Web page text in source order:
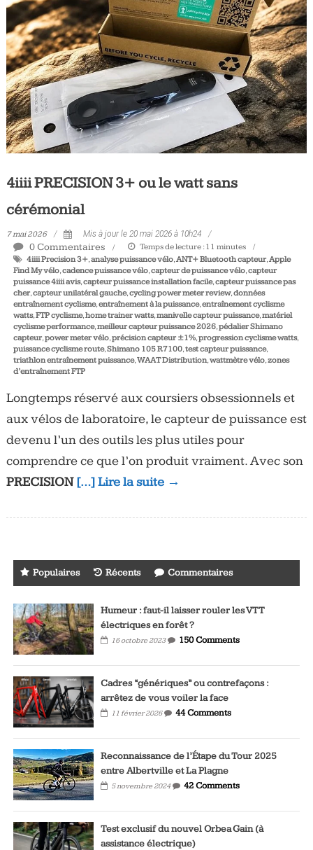
Tous
les
jours,
votre
actualité
vélo
et
triathlon
4iiii PRECISION 3+ ou le watt sans
cérémonial
7 mai 2026 Mis à jour le 20 mai 2026 à 10h24
0 Commentaires Temps de lecture : 11 minutes
4iiii Precision 3+,analyse puissance vélo,ANT+ Bluetooth capteur,Apple
Find My vélo,cadence puissance vélo,capteur de puissance vélo,capteur
puissance 4iiii avis,capteur puissance installation facile,capteur puissance pas
cher,capteur unilatéral gauche,cycling power meter review,données
entraînement cyclisme,entraînement à la puissance,entraînement cyclisme
watts,FTP cyclisme,home trainer watts,manivelle capteur puissance,matériel
cyclisme performance,meilleur capteur puissance 2026,pédalier Shimano
capteur,power meter vélo,précision capteur ±1%,progression cyclisme watts,
puissance cyclisme route,Shimano 105 R7100,test capteur puissance,
triathlon entraînement puissance,WAAT Distribution,wattmètre vélo,zones
d’entraînement FTP
Longtemps réservé aux coursiers obsessionnels et
aux vélos de laboratoire, le capteur de puissance est
devenu l’un des outils les plus utiles pour
comprendre ce que l’on produit vraiment. Avec son
PRECISION[…] Lire la suite →
Populaires Récents Commentaires
Humeur : faut-il laisser rouler les VTT
électriques en forêt ?
16 octobre 2023 150 Comments
Cadres “génériques” ou contrefaçons :
arrêtez de vous voiler la face
11 février 2026 44 Comments
Reconnaissance de l’Étape du Tour 2025
entre Albertville et La Plagne
5 novembre 2024 42 Comments
Test exclusif du nouvel Orbea Gain (à
assistance électrique)